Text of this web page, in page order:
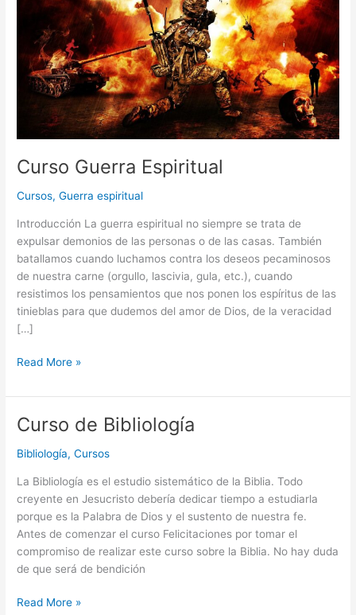
Curso Guerra Espiritual
Cursos,Guerra espiritual
Introducción La guerra espiritual no siempre se trata de
expulsar demonios de las personas o de las casas. También
batallamos cuando luchamos contra los deseos pecaminosos
de nuestra carne (orgullo, lascivia, gula, etc.), cuando
resistimos los pensamientos que nos ponen los espíritus de las
tinieblas para que dudemos del amor de Dios, de la veracidad
[…]
Read More »
Curso de Bibliología
Bibliología,Cursos
La Bibliología es el estudio sistemático de la Biblia. Todo
creyente en Jesucristo debería dedicar tiempo a estudiarla
porque es la Palabra de Dios y el sustento de nuestra fe.
Antes de comenzar el curso Felicitaciones por tomar el
compromiso de realizar este curso sobre la Biblia. No hay duda
de que será de bendición
Curso
Bibliología
Read More »